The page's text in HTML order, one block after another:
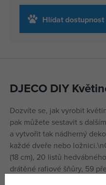
Hlídat dostupnost
DJECO DIY
Dozvíte se, jak vyrobit
pak můžete sestavit s
a vytvořit tak nádherný
každé dveře nebo
(18 cm), 20 listů
drátěné rafiové šňůry, 59